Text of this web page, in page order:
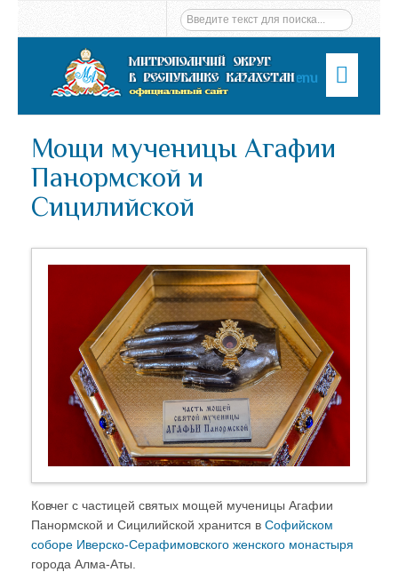
Menu
Мощи мученицы Агафии
Панормской и
Сицилийской
Ковчег с частицей святых мощей мученицы Агафии
Панормской и Сицилийской хранится в Софийском
соборе Иверско-Серафимовского женского монастыря
города Алма-Аты.